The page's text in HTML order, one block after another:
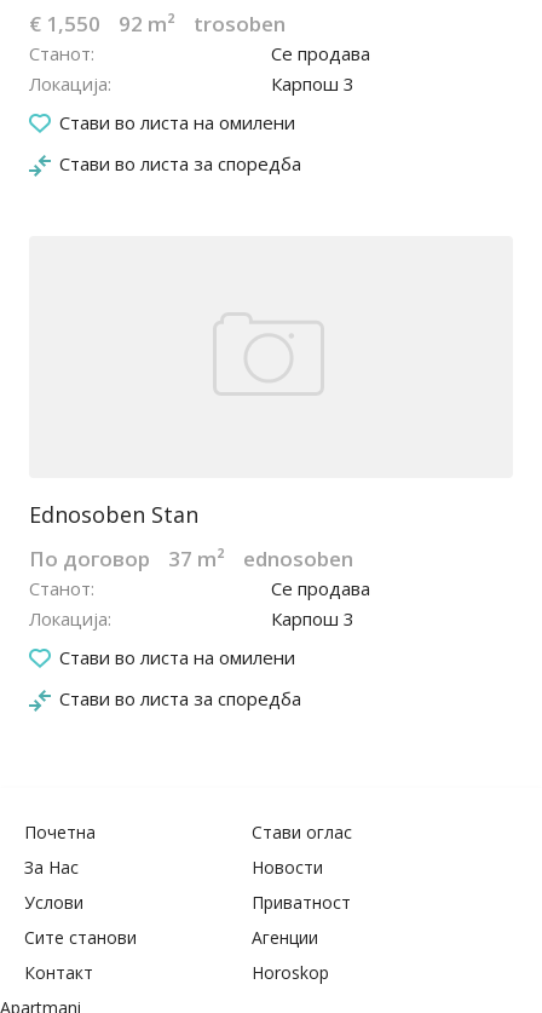
€ 1,550 92 m² trosoben
Станот
Се продава
Локација
Карпош 3
Стави во листа на омилени
Стави во листа за споредба
06.04.2023
Ednosoben Stan
По договор 37 m² ednosoben
Станот
Се продава
Локација
Карпош 3
Стави во листа на омилени
Стави во листа за споредба
19.04.2022
Почетна
Стави оглас
За Нас
Новости
Услови
Приватност
Сите станови
Агенции
Контакт
Horoskop
Apartmani